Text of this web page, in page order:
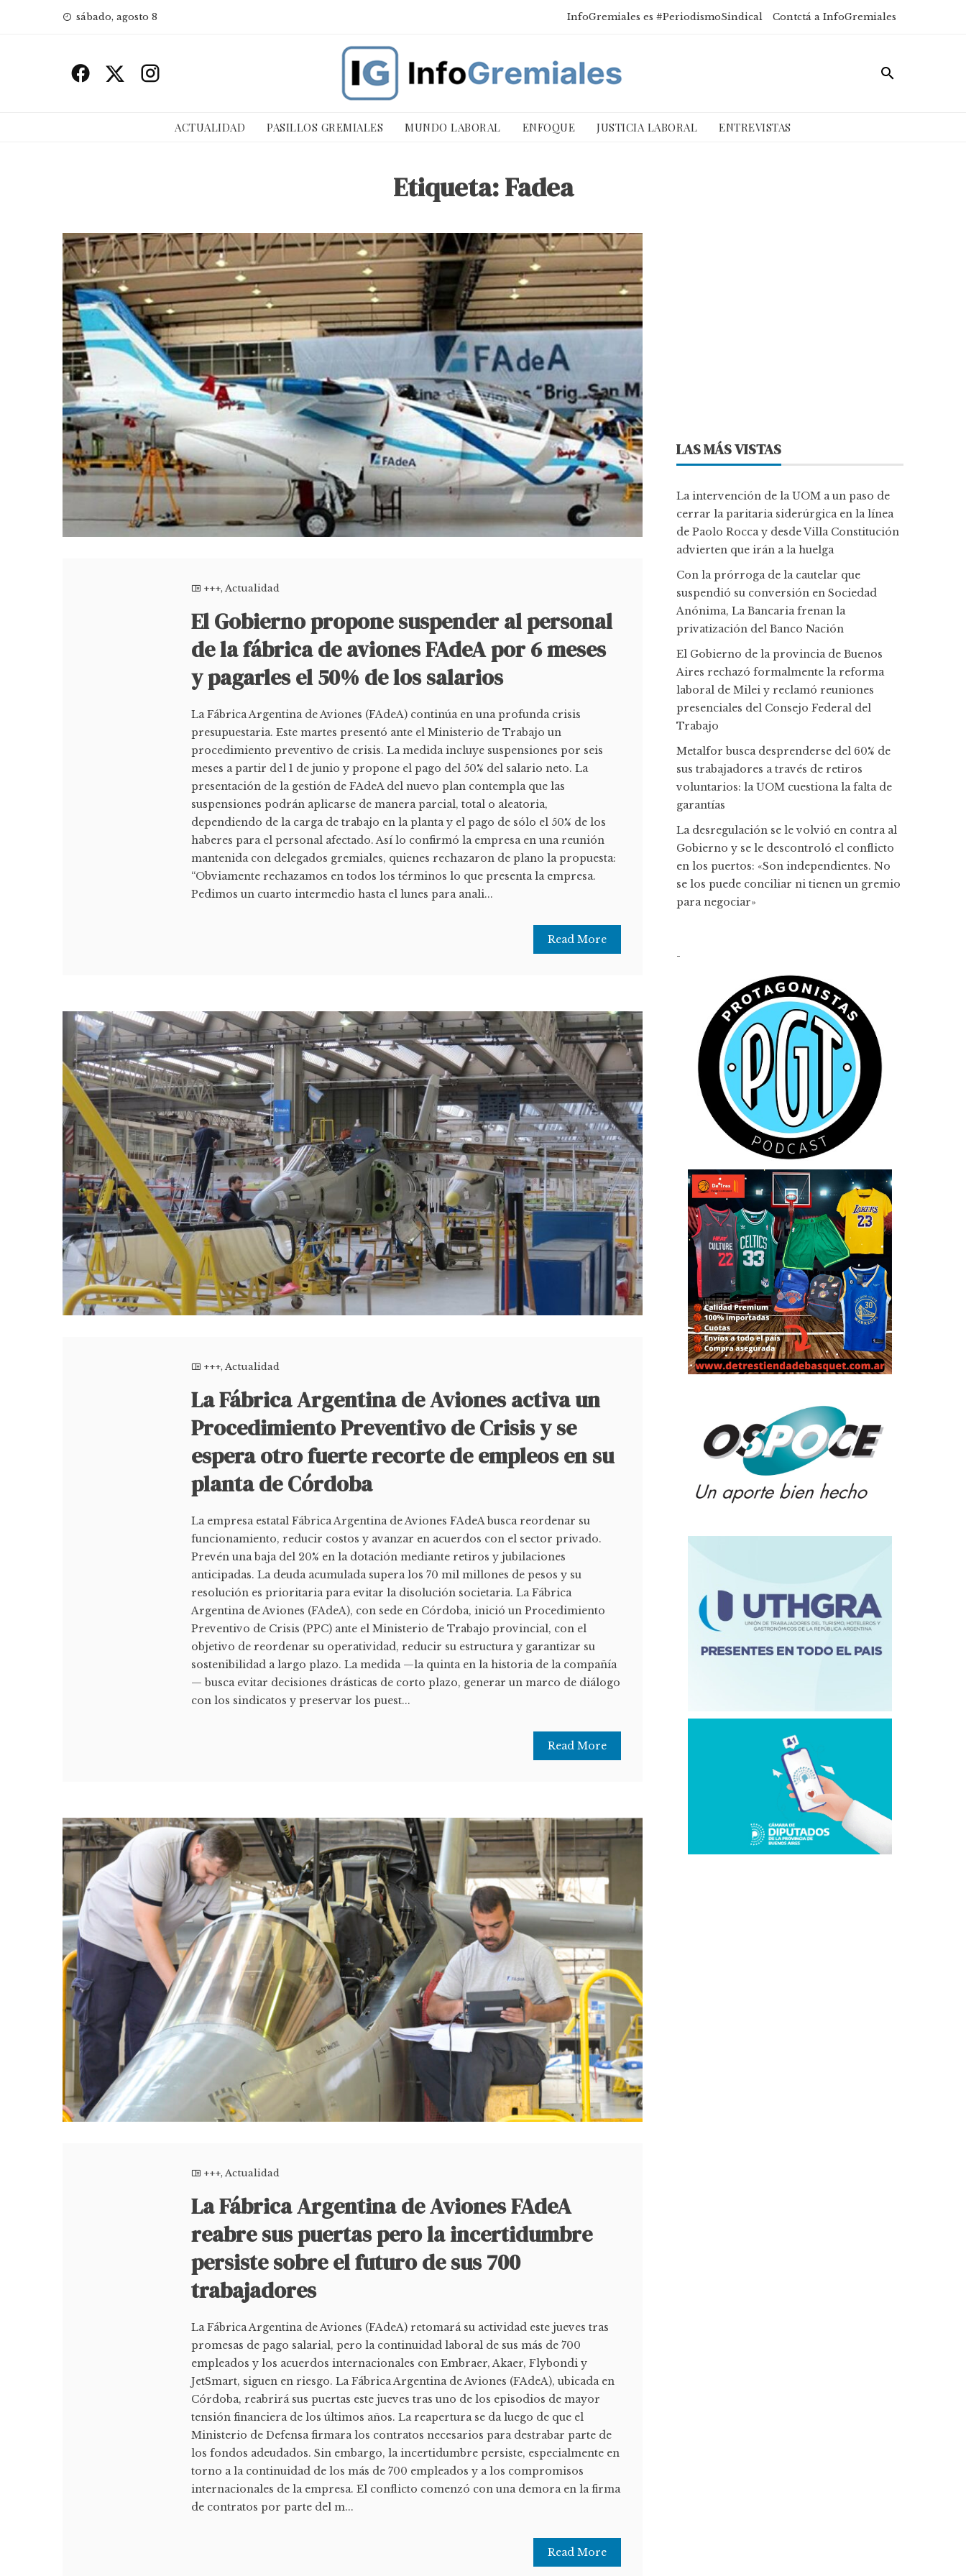
sábado, agosto 8 InfoGremiales es #PeriodismoSindical Contctá a InfoGremiales
ACTUALIDAD PASILLOS GREMIALES MUNDO LABORAL ENFOQUE JUSTICIA LABORAL ENTREVISTAS
Etiqueta:Fadea
+++,Actualidad
El Gobierno propone suspender al personal
de la fábrica de aviones FAdeA por 6 meses
y pagarles el 50% de los salarios
La Fábrica Argentina de Aviones (FAdeA) continúa en una profunda crisis
presupuestaria. Este martes presentó ante el Ministerio de Trabajo un
procedimiento preventivo de crisis. La medida incluye suspensiones por seis
meses a partir del 1 de junio y propone el pago del 50% del salario neto. La
presentación de la gestión de FAdeA del nuevo plan contempla que las
suspensiones podrán aplicarse de manera parcial, total o aleatoria,
dependiendo de la carga de trabajo en la planta y el pago de sólo el 50% de los
haberes para el personal afectado. Así lo confirmó la empresa en una reunión
mantenida con delegados gremiales, quienes rechazaron de plano la propuesta:
“Obviamente rechazamos en todos los términos lo que presenta la empresa.
Pedimos un cuarto intermedio hasta el lunes para anali...
Read More
+++,Actualidad
La Fábrica Argentina de Aviones activa un
Procedimiento Preventivo de Crisis y se
espera otro fuerte recorte de empleos en su
planta de Córdoba
La empresa estatal Fábrica Argentina de Aviones FAdeA busca reordenar su
funcionamiento, reducir costos y avanzar en acuerdos con el sector privado.
Prevén una baja del 20% en la dotación mediante retiros y jubilaciones
anticipadas. La deuda acumulada supera los 70 mil millones de pesos y su
resolución es prioritaria para evitar la disolución societaria. La Fábrica
Argentina de Aviones (FAdeA), con sede en Córdoba, inició un Procedimiento
Preventivo de Crisis (PPC) ante el Ministerio de Trabajo provincial, con el
objetivo de reordenar su operatividad, reducir su estructura y garantizar su
sostenibilidad a largo plazo. La medida —la quinta en la historia de la compañía
— busca evitar decisiones drásticas de corto plazo, generar un marco de diálogo
con los sindicatos y preservar los puest...
Read More
+++,Actualidad
La Fábrica Argentina de Aviones FAdeA
reabre sus puertas pero la incertidumbre
persiste sobre el futuro de sus 700
trabajadores
La Fábrica Argentina de Aviones (FAdeA) retomará su actividad este jueves tras
promesas de pago salarial, pero la continuidad laboral de sus más de 700
empleados y los acuerdos internacionales con Embraer, Akaer, Flybondi y
JetSmart, siguen en riesgo. La Fábrica Argentina de Aviones (FAdeA), ubicada en
Córdoba, reabrirá sus puertas este jueves tras uno de los episodios de mayor
tensión financiera de los últimos años. La reapertura se da luego de que el
Ministerio de Defensa firmara los contratos necesarios para destrabar parte de
los fondos adeudados. Sin embargo, la incertidumbre persiste, especialmente en
torno a la continuidad de los más de 700 empleados y a los compromisos
internacionales de la empresa. El conflicto comenzó con una demora en la firma
de contratos por parte del m...
Read More
LAS MÁS VISTAS
La intervención de la UOM a un paso de
cerrar la paritaria siderúrgica en la línea
de Paolo Rocca y desde Villa Constitución
advierten que irán a la huelga
Con la prórroga de la cautelar que
suspendió su conversión en Sociedad
Anónima, La Bancaria frenan la
privatización del Banco Nación
El Gobierno de la provincia de Buenos
Aires rechazó formalmente la reforma
laboral de Milei y reclamó reuniones
presenciales del Consejo Federal del
Trabajo
Metalfor busca desprenderse del 60% de
sus trabajadores a través de retiros
voluntarios: la UOM cuestiona la falta de
garantías
La desregulación se le volvió en contra al
Gobierno y se le descontroló el conflicto
en los puertos: «Son independientes. No
se los puede conciliar ni tienen un gremio
para negociar»
-